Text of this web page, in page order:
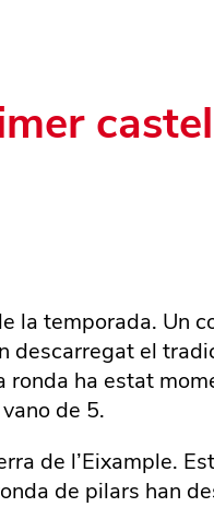
la temporada. Un
descarregat el
ha estat
de 5.
de l’Eixample.
de pilars han